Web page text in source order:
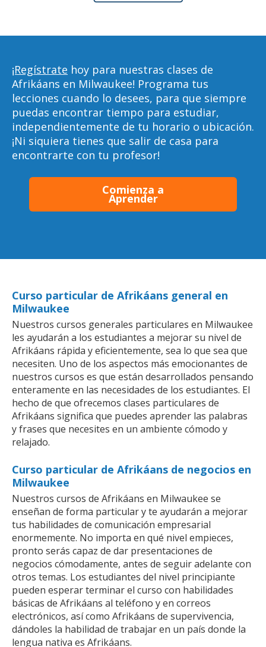
¡Regístrate hoy para nuestras clases de
Afrikáans en Milwaukee! Programa tus
lecciones cuando lo desees, para que siempre
puedas encontrar tiempo para estudiar,
independientemente de tu horario o ubicación.
¡Ni siquiera tienes que salir de casa para
encontrarte con tu profesor!
Comienza a
Aprender
Curso particular de Afrikáans general en
Milwaukee
Nuestros cursos generales particulares en Milwaukee
les ayudarán a los estudiantes a mejorar su nivel de
Afrikáans rápida y eficientemente, sea lo que sea que
necesiten. Uno de los aspectos más emocionantes de
nuestros cursos es que están desarrollados pensando
enteramente en las necesidades de los estudiantes. El
hecho de que ofrecemos clases particulares de
Afrikáans significa que puedes aprender las palabras
y frases que necesites en un ambiente cómodo y
relajado.
Curso particular de Afrikáans de negocios en
Milwaukee
Nuestros cursos de Afrikáans en Milwaukee se
enseñan de forma particular y te ayudarán a mejorar
tus habilidades de comunicación empresarial
enormemente. No importa en qué nivel empieces,
pronto serás capaz de dar presentaciones de
negocios cómodamente, antes de seguir adelante con
otros temas. Los estudiantes del nivel principiante
pueden esperar terminar el curso con habilidades
básicas de Afrikáans al teléfono y en correos
electrónicos, así como Afrikáans de supervivencia,
dándoles la habilidad de trabajar en un país donde la
lengua nativa es Afrikáans.